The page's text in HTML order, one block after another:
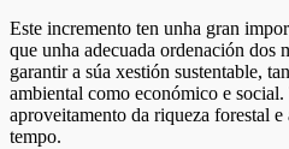
Este incremento ten unha gran
que unha adecuada ordenación dos
garantir a súa xestión sustentable,
ambiental como económico e
aproveitamento da riqueza forestal
tempo.